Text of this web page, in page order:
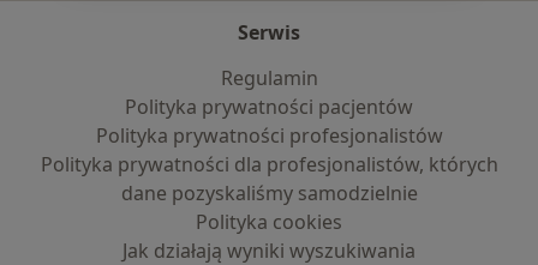
Serwis
Regulamin
Polityka prywatności pacjentów
Polityka prywatności profesjonalistów
Polityka prywatności dla profesjonalistów, których
dane pozyskaliśmy samodzielnie
Polityka cookies
Jak działają wyniki wyszukiwania